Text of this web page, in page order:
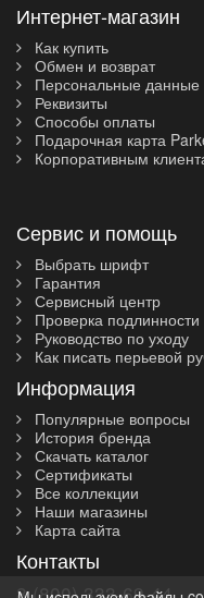
Интернет-магазин
Как купить
Обмен и возврат
Персональные данные
Реквизиты
Способы оплаты
Подарочная карта
Корпоративным
Сервис и помощь
Выбрать шрифт
Гарантия
Сервисный центр
Проверка подлинности
Руководство по уходу
Как писать перьевой
Информация
Популярные вопросы
История бренда
Скачать каталог
Сертификаты
Все коллекции
Наши магазины
Карта сайта
Контакты